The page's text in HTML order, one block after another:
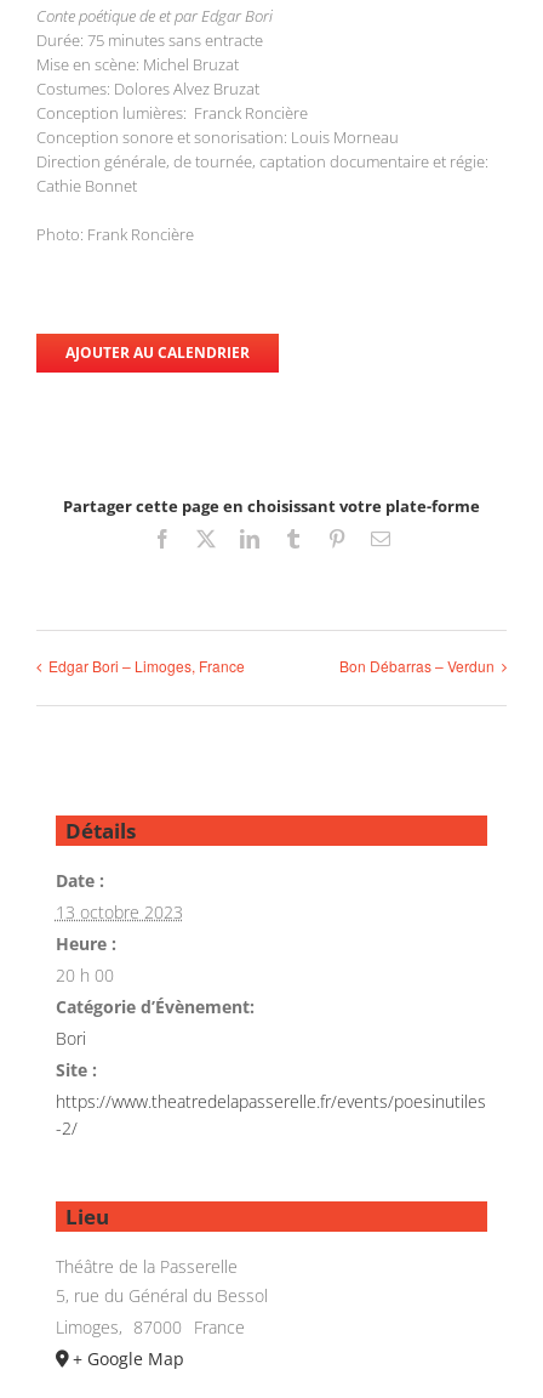
Conte poétique de et par Edgar Bori
Durée: 75 minutes sans entracte
Mise en scène: Michel Bruzat
Costumes: Dolores Alvez Bruzat
Conception lumières: Franck Roncière
Conception sonore et sonorisation: Louis Morneau
Direction générale, de tournée, captation documentaire et régie:
Cathie Bonnet
Photo: Frank Roncière
AJOUTER AU CALENDRIER
Partager cette page en choisissant votre plate-forme
Facebook LinkedInTumblr PinterestEmail
Edgar Bori – Limoges, France Bon Débarras – Verdun
Détails
Date :
13 octobre 2023
Heure :
20 h 00
Catégorie d’Évènement:
Bori
Site :
https://www.theatredelapasserelle.fr/events/poesinutiles
-2/
Lieu
Théâtre de la Passerelle
5, rue du Général du Bessol
Limoges, 87000
France
+ Google Map